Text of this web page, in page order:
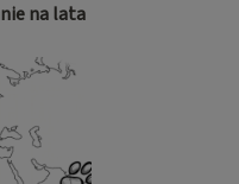
na lata